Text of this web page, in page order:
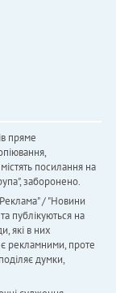
пряме
посилання на
заборонено.
/ "Новини
публікуються на
які в них
рекламними, проте
думки,